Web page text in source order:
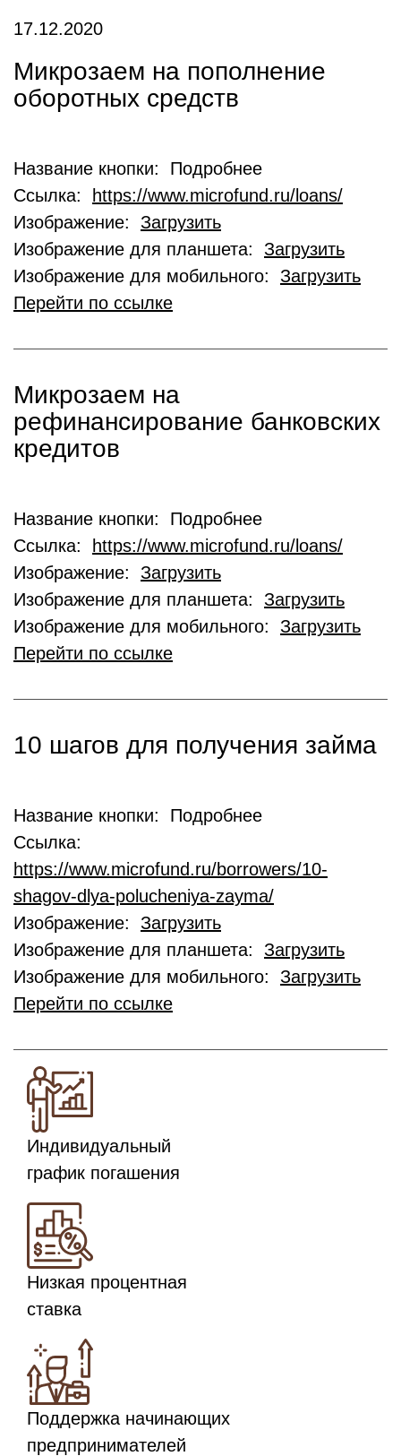
17.12.2020
Микрозаем на пополнение
оборотных средств
Название кнопки: Подробнее
Ссылка:
https://www.microfund.ru/loans/
Изображение: Загрузить
Изображение для планшета: Загрузить
Изображение для мобильного: Загрузить
Перейти по ссылке
Микрозаем на
рефинансирование банковских
кредитов
Название кнопки: Подробнее
Ссылка:
https://www.microfund.ru/loans/
Изображение: Загрузить
Изображение для планшета: Загрузить
Изображение для мобильного: Загрузить
Перейти по ссылке
10 шагов для получения займа
Название кнопки: Подробнее
Ссылка:
https://www.microfund.ru/borrowers/10-
shagov-dlya-polucheniya-zayma/
Изображение: Загрузить
Изображение для планшета: Загрузить
Изображение для мобильного: Загрузить
Перейти по ссылке
Индивидуальный
график погашения
Низкая процентная
ставка
Поддержка начинающих
предпринимателей